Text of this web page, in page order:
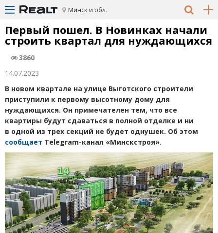
Минск и обл.
Первый пошел. В Новинках начали
строить квартал для нуждающихся
3860
14.07.2023
В новом квартале на улице Выготского строители
приступили к первому высотному дому для
нуждающихся. Он примечателен тем, что все
квартиры будут сдаваться в полной отделке и ни
в одной из трех секций не будет однушек. Об этом
сообщает Telegram-канал «Минскстроя».